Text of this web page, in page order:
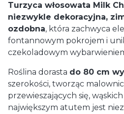
Turzyca włosowata Milk
niezwykle dekoracyjna,
ozdobna, która zachwyca
fontannowym pokrojem i
czekoladowym
Roślina dorasta do 80 cm
szerokości, tworząc
przewieszających się,
największym atutem jest